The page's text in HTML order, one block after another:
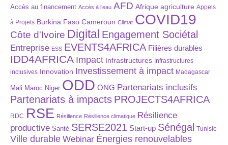
Accès au financement Accès à l’eau AFD Afrique agriculture Appels
à Projets Burkina Faso Cameroun Climat COVID19
Côte d'Ivoire Digital Engagement Sociétal
Entreprise ESS EVENTS4AFRICA Filières durables
IDD4AFRICA Impact Infrastructures Infrastructures
inclusives Innovation Investissement à impact Madagascar
Mali Maroc Niger ODD ONG Partenariats inclusifs
Partenariats à impacts PROJECTS4AFRICA
RDC RSE Résilience Résilience climatique Résilience
productive Santé SERSE2021 Start-up Sénégal Tunisie
Ville durable Webinar Énergies renouvelables